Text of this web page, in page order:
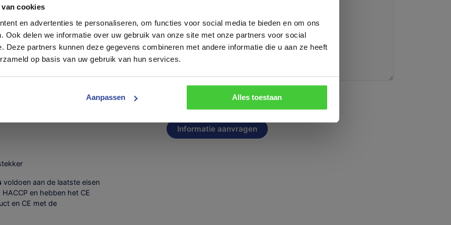
cookies
en advertenties te personaliseren, om functies voor social media te bieden en om ons
Ook delen we informatie over uw gebruik van onze site met onze partners voor social
Deze partners kunnen deze gegevens combineren met andere informatie die u aan ze heeft
op basis van uw gebruik van hun services.
Aanpassen Alles toestaan
voldoen aan de laatste eisen
en hebben het CE
en CE met de
een impressie van de mogelijkheden op het gebied van Konag markt
Wij produceren zowel seriematige modellen als maatwerk markt
en service te kunnen waarborgen verzoeken wij u vriendelijk vooraf aan
een afspraak in te plannen. Neem daarvoor telefonisch contact op via +31
een e-mail naar info@konag.nl.U bent van harte welkom.